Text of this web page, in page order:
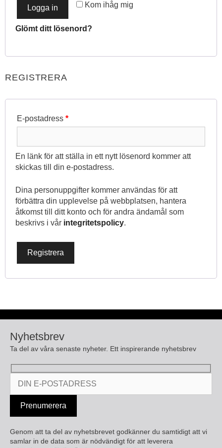
Kom ihåg mig
Logga in
Glömt ditt lösenord?
REGISTRERA
E-postadress *Obligatoriskt
En länk för att ställa in ett nytt lösenord kommer att
skickas till din e-postadress.
Dina personuppgifter kommer användas för att
förbättra din upplevelse på webbplatsen, hantera
åtkomst till ditt konto och för andra ändamål som
beskrivs i vår integritetspolicy.
Registrera
Nyhetsbrev
Ta del av våra senaste nyheter. Ett inspirerande nyhetsbrev
Genom att ta del av nyhetsbrevet godkänner du samtidigt att vi
samlar in de data som är nödvändigt för att leverera